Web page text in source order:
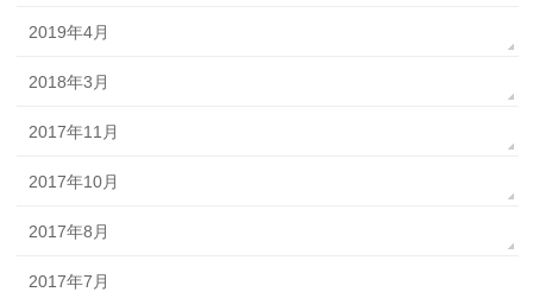
2019年4月
2018年3月
2017年11月
2017年10月
2017年8月
2017年7月